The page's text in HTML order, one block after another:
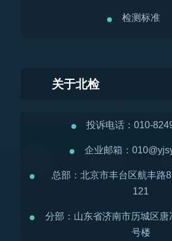
检测标准
关于北检
投诉电话：010-
企业邮箱：
总部：北京市丰台区航丰路
121
分部：山东省济南市历城区
号楼